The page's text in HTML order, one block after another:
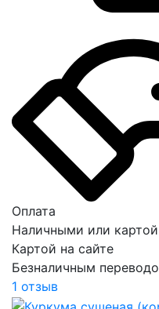
Оплата
Наличными или
Картой на сайте
Безналичным
1 отзыв